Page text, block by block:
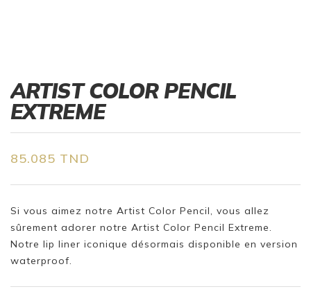
ARTIST COLOR PENCIL
EXTREME
85.085 TND
Si vous aimez notre Artist Color Pencil, vous allez
sûrement adorer notre Artist Color Pencil Extreme.
Notre lip liner iconique désormais disponible en version
waterproof.